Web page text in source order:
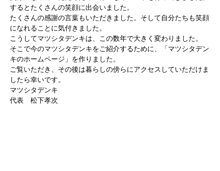
するとたくさんの笑顔に出会いました。
たくさんの感謝の言葉もいただきました。そして自分たちも笑顔
になれることに気付きました。
こうしてマツシタデンキは、この数年で大きく変わりました。
そこで今のマツシタデンキをご紹介するために、「マツシタデン
キのホームページ」を作りました。
ご覧いただき、その後は暮らしの傍らにアクセスしていただけま
したら幸いです。
マツシタデンキ
代表 松下孝次